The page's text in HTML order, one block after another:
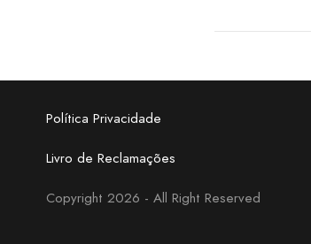
Política Privacidade
Livro de Reclamações
Copyright 2026 - All Right Reserved